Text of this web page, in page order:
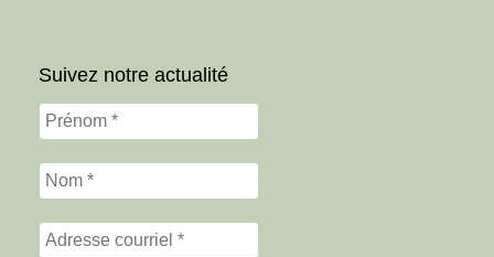
Suivez notre actualité